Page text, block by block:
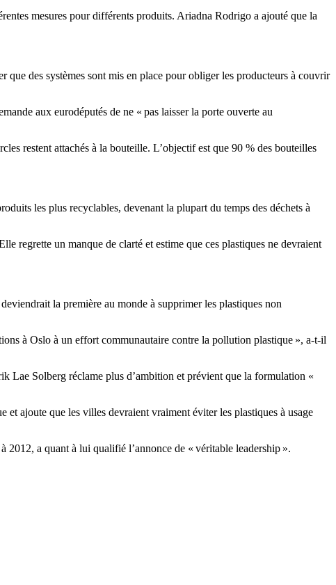
mesures pour différents produits. Ariadna Rodrigo a ajouté que la
que des systèmes sont mis en place pour obliger les producteurs à couvrir
aux eurodéputés de ne « pas laisser la porte ouverte au
restent attachés à la bouteille. L’objectif est que 90 % des bouteilles
les plus recyclables, devenant la plupart du temps des déchets à
regrette un manque de clarté et estime que ces plastiques ne devraient
la première au monde à supprimer les plastiques non
à Oslo à un effort communautaire contre la pollution plastique », a-t-il
Lae Solberg réclame plus d’ambition et prévient que la formulation «
et ajoute que les villes devraient vraiment éviter les plastiques à usage
a quant à lui qualifié l’annonce de « véritable leadership ».